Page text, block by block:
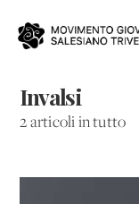
Invalsi
2 articoli in tutto